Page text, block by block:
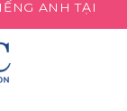
ANH TẠI